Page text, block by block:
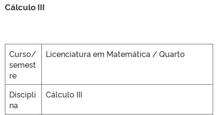
CLMN2025
Cálculo III
Curso/
semest
re
Licenciatura em Matemática / Quarto
Discipli
na
Cálculo III